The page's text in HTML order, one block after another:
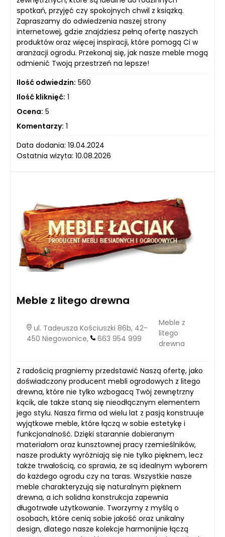
spotkań, przyjęć czy spokojnych chwil z książką.
Zapraszamy do odwiedzenia naszej strony
internetowej, gdzie znajdziesz pełną ofertę naszych
produktów oraz więcej inspiracji, które pomogą Ci w
aranżacji ogrodu. Przekonaj się, jak nasze meble mogą
odmienić Twoją przestrzeń na lepsze!
Ilość odwiedzin: 560
Ilość kliknięć: 1
Ocena: 5
Komentarzy: 1
Data dodania: 19.04.2024
Ostatnia wizyta: 10.08.2026
Meble z litego drewna
ul. Tadeusza Kościuszki 86b, 42-
450 Niegowonice,
663 954 999
Meble z
litego
drewna
Z radością pragniemy przedstawić Naszą ofertę, jako
doświadczony producent mebli ogrodowych z litego
drewna, które nie tylko wzbogacą Twój zewnętrzny
kącik, ale także staną się nieodłącznym elementem
jego stylu. Nasza firma od wielu lat z pasją konstruuje
wyjątkowe meble, które łączą w sobie estetykę i
funkcjonalność. Dzięki starannie dobieranym
materiałom oraz kunsztownej pracy rzemieślników,
nasze produkty wyróżniają się nie tylko pięknem, lecz
także trwałością, co sprawia, że są idealnym wyborem
do każdego ogrodu czy na taras. Wszystkie nasze
meble charakteryzują się naturalnym pięknem
drewna, a ich solidna konstrukcja zapewnia
długotrwałe użytkowanie. Tworzymy z myślą o
osobach, które cenią sobie jakość oraz unikalny
design, dlatego nasze kolekcje harmonijnie łączą